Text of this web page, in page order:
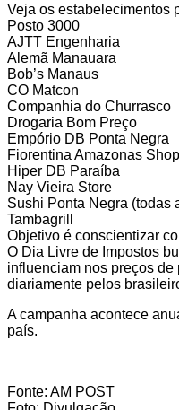
Veja os estabelecimentos
Posto 3000
AJTT Engenharia
Alemã Manauara
Bob’s Manaus
CO Matcon
Companhia do Churrasco
Drogaria Bom Preço
Empório DB Ponta Negra
Fiorentina Amazonas
Hiper DB Paraíba
Nay Vieira Store
Sushi Ponta Negra (todas
Tambagrill
Objetivo é conscientizar
O Dia Livre de Impostos
influenciam nos preços
diariamente pelos
A campanha acontece
país.
Fonte: AM POST